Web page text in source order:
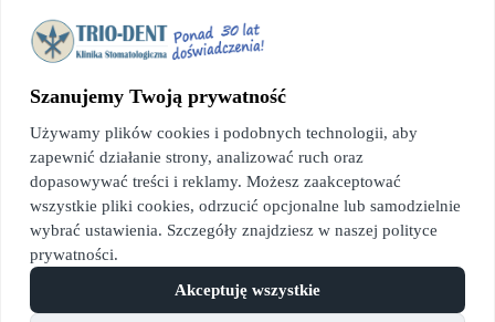
Klinika StomatologicznaTrio-Dent
Stomatologia estetyczna
Telefon:
+48 22 826 20 64
E-mail:
klinika@triodent.com.pl
Adres:
ul. Polna 3, 00-622 Warszawa
Godziny otwarcia:
Szanujemy Twoją prywatność
Używamy plików cookies i podobnych technologii, aby
zapewnić działanie strony, analizować ruch oraz
dopasowywać treści i reklamy. Możesz zaakceptować
wszystkie pliki cookies, odrzucić opcjonalne lub samodzielnie
wybrać ustawienia. Szczegóły znajdziesz w naszej polityce
prywatności.
Akceptuję wszystkie